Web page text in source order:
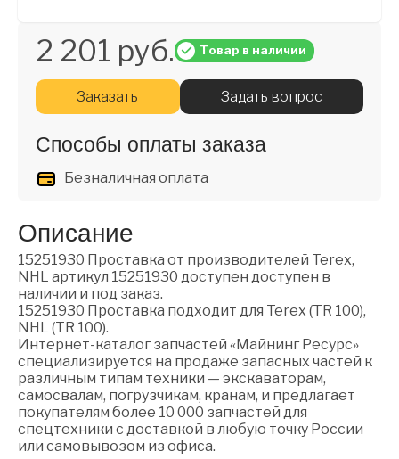
2 201 руб. Товар в наличии
Заказать Задать вопрос
Способы оплаты заказа
Безналичная оплата
Описание
15251930 Проставка от производителей Terex,
NHL артикул 15251930 доступен доступен в
наличии и под заказ.
15251930 Проставка подходит для Terex (TR 100),
NHL (TR 100).
Интернет-каталог запчастей «Майнинг Ресурс»
специализируется на продаже запасных частей к
различным типам техники — экскаваторам,
самосвалам, погрузчикам, кранам, и предлагает
покупателям более 10 000 запчастей для
спецтехники с доставкой в любую точку России
или самовывозом из офиса.